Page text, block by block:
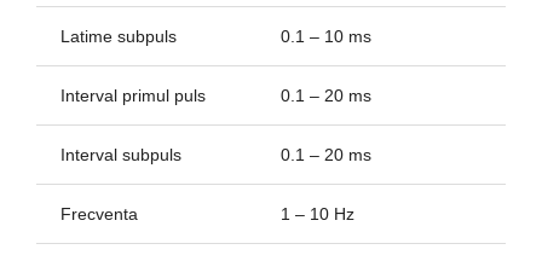
Latime subpuls 0.1 – 10 ms
Interval primul puls 0.1 – 20 ms
Interval subpuls 0.1 – 20 ms
Frecventa 1 – 10 Hz